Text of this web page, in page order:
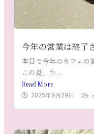
今年の営業は終了
本日で今年のカフェの
この夏、た...
Read More
2025年9月29日